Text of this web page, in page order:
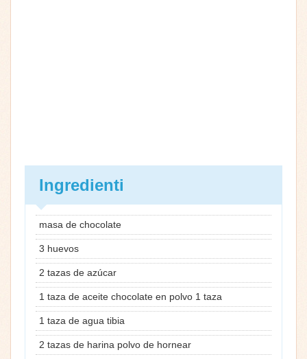
Ingredienti
masa de chocolate
3 huevos
2 tazas de azúcar
1 taza de aceite chocolate en polvo 1 taza
1 taza de agua tibia
2 tazas de harina polvo de hornear